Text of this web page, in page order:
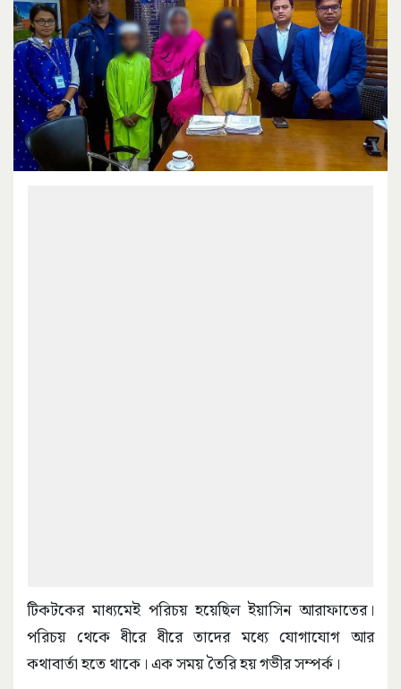
টিকটকের মাধ্যমেই পরিচয় হয়েছিল ইয়াসিন আরাফাতের।
পরিচয় থেকে ধীরে ধীরে তাদের মধ্যে যোগাযোগ আর
কথাবার্তা হতে থাকে। এক সময় তৈরি হয় গভীর সম্পর্ক।